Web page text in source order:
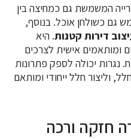
המשמשת גם כמחיצה בין
גם כשולחן אוכל. בנוסף,
דירות קטנות. היא
ומותאמים אישית לצרכים
נגרות יכולה לספק פתרונות
וליצור חלל ייחודי ומותאם
חזקה ורכה